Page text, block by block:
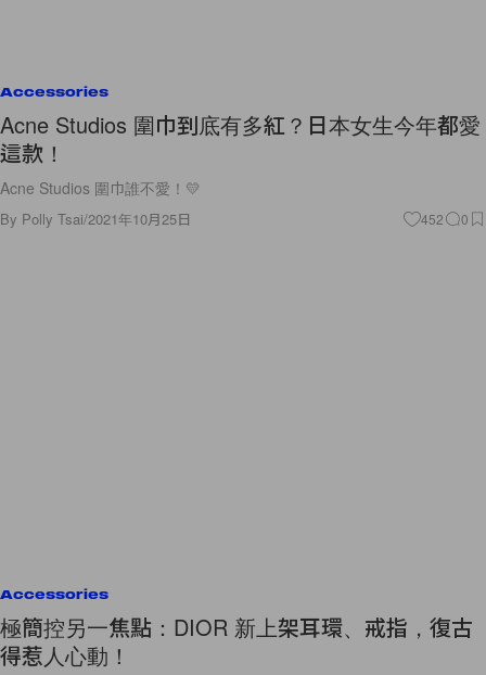
Accessories
Acne Studios 圍巾到底有多紅？日本女生今年都愛
這款！
Acne Studios 圍巾誰不愛！💛
By Polly Tsai/2021年10月25日 452 0
Accessories
極簡控另一焦點：DIOR 新上架耳環、戒指，復古
得惹人心動！